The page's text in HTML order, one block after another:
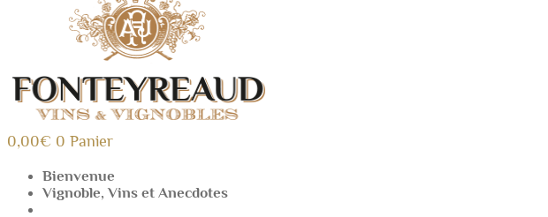
0,00€ 0 Panier
Bienvenue
Vignoble, Vins et Anecdotes